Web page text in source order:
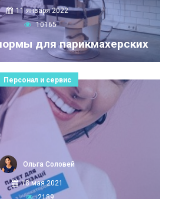
11 января 2022
10165
для парикмахерских
Персонал и сервис
Ольга Соловей
18 мая 2021
2189